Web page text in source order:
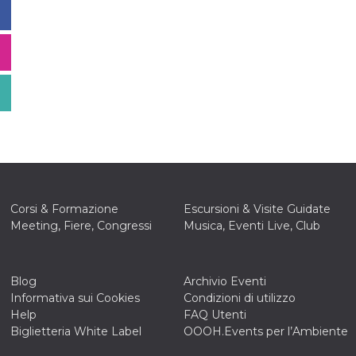
Corsi & Formazione
Escursioni & Visite Guidate
Meeting, Fiere, Congressi
Musica, Eventi Live, Club
Blog
Archivio Eventi
Informativa sui Cookies
Condizioni di utilizzo
Help
FAQ Utenti
Biglietteria White Label
OOOH.Events per l’Ambiente